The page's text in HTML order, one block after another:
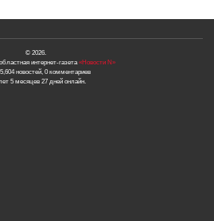
© 2026.
интернет-газета «Новости N»
новостей, 0 комментариев
5 месяцев 27 дней онлайн.